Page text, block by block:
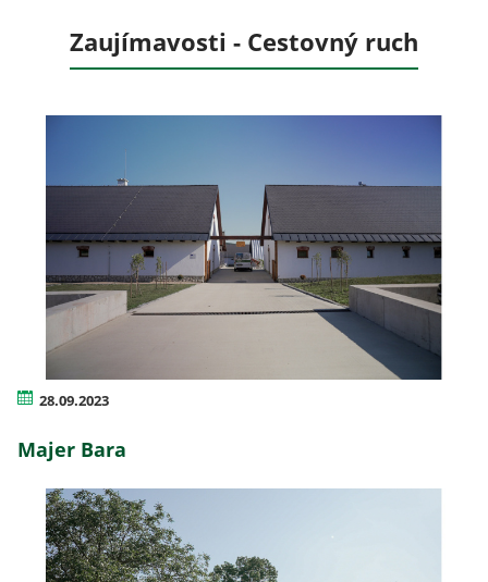
Zaujímavosti - Cestovný ruch
28.09.2023
Majer Bara